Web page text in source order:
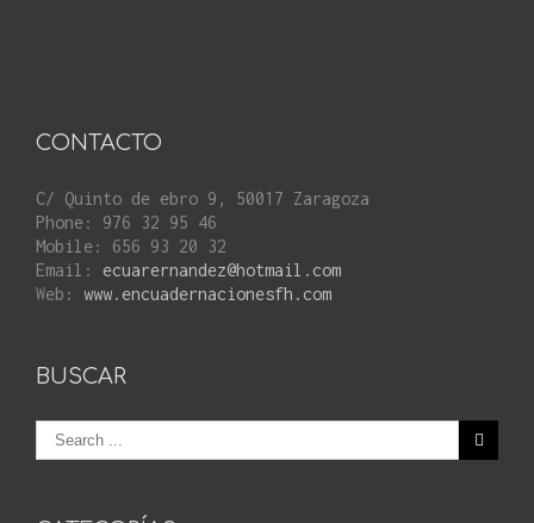
CONTACTO
C/ Quinto de ebro 9, 50017 Zaragoza
Phone: 976 32 95 46
Mobile: 656 93 20 32
Email: ecuarernandez@hotmail.com
Web: www.encuadernacionesfh.com
BUSCAR